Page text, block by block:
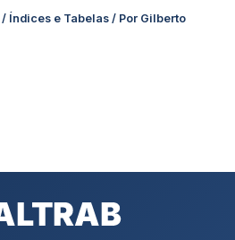
/ Índices e Tabelas/ Por Gilberto